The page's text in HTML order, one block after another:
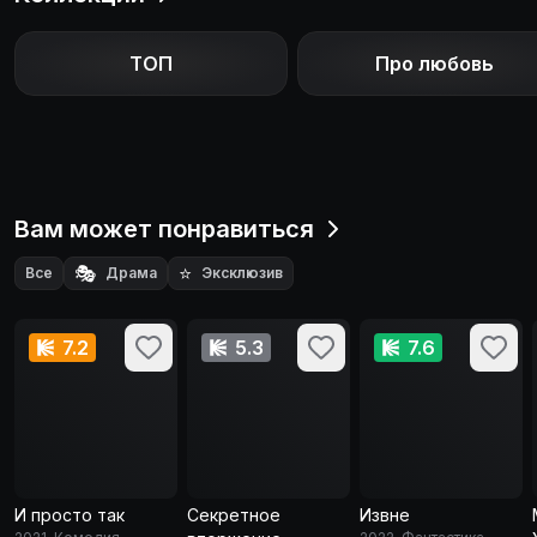
ТОП Про любовь
Вам может понравиться
Все 🎭 Драма ⭐ Эксклюзив
7.2
И просто так
5.3
Секретное
7.6
Извне